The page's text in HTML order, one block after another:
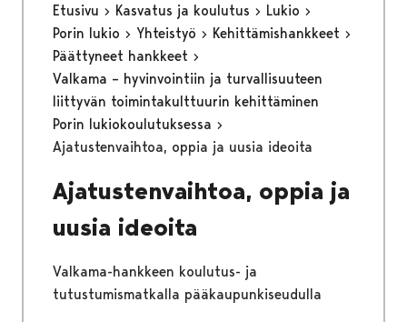
Etusivu Kasvatus ja koulutus
Lukio
Porin lukio
Yhteistyö
Kehittämishankkeet
Päättyneet hankkeet
Valkama – hyvinvointiin ja turvallisuuteen
liittyvän toimintakulttuurin kehittäminen
Porin lukiokoulutuksessa
Ajatustenvaihtoa, oppia ja uusia ideoita
Ajatustenvaihtoa, oppia ja
uusia ideoita
Valkama-hankkeen koulutus- ja
tutustumismatkalla pääkaupunkiseudulla